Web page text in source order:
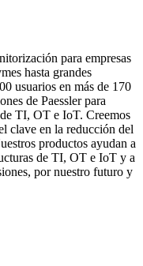
para empresas
hasta grandes
usuarios en más de 170
de Paessler para
TI, OT e IoT. Creemos
clave en la reducción del
productos ayudan a
de TI, OT e IoT y a
por nuestro futuro y